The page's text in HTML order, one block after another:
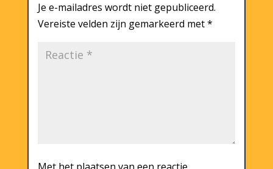
Je e-mailadres wordt niet gepubliceerd.
Vereiste velden zijn gemarkeerd met*